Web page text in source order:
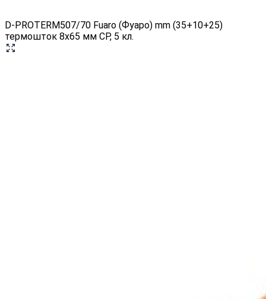
D-PROTERM507/70 Fuaro (Фуаро) mm (35+10+25)
термошток 8х65 мм CP, 5 кл.